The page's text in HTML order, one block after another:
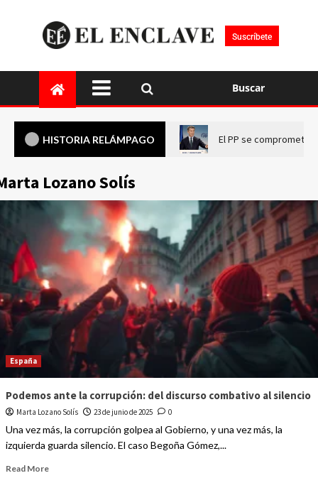
Suscríbete
Buscar
HISTORIA RELÁMPAGO El PP se compromete
Lozano Solís
España
Podemos ante la corrupción: del discurso combativo al silencio
Marta Lozano Solís 23 de junio de 2025 0
Una vez más, la corrupción golpea al Gobierno, y una vez más, la
izquierda guarda silencio. El caso Begoña Gómez,...
Read More